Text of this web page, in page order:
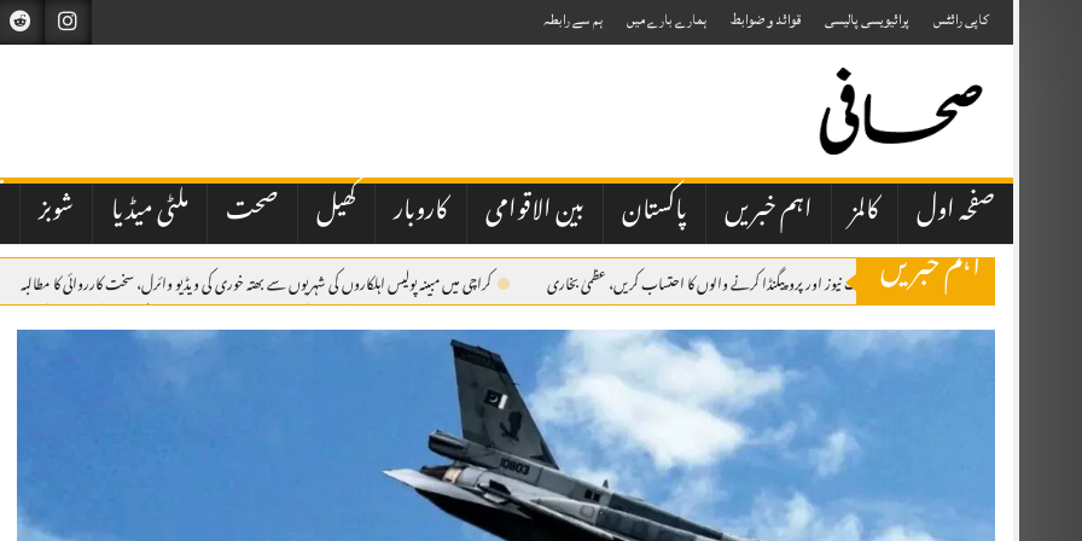
to
content
کاپی رائٹس پرائیویسی پالیسی قوائد و ضوابط ہمارے بارے میں ہم سے رابطہ
صفحہ اول کالمز اہم خبریں پاکستان بین الاقوامی کاروبار کھیل صحت ملٹی میڈیا شوبز
اہم خبریں
صحافتی تنظیمیں خود فیک نیوز اور پروپیگنڈا کرنے والوں کا احتساب کریں، عظمیٰ بخاری کراچی میں مبینہ پولیس اہلکاروں کی شہریوں سے بھتہ خوری کی ویڈیو وائرل، سخت کارروائی کا مطالبہ
ایران کے ہمسایہ ممالک نے دشمن عناصر کو اپنی سرزمین استعمال نہیں کرنے دی، صدر پزشکیان اسلام آباد: وفاقی حکومت کی جانب سے نیشنل بینک آف پاکستان کے نئے صدر کی تعیناتی
وزیراعظم شہباز شریف شہزادہ محمد بن سلمان بن عبدالعزیز آل سعود کی دعوت پر سعودی عرب پہنچ گئے۔